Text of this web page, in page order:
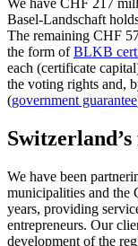
We have CHF 217
Basel-Landschaft
The remaining CHF
the form ofBLKB
each (certificate
the voting rights and,
(government guarantee
We have been
municipalities and the
years, providing
entrepreneurs. Our
development of the